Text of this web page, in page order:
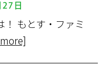
日
！ もとす・ファミ